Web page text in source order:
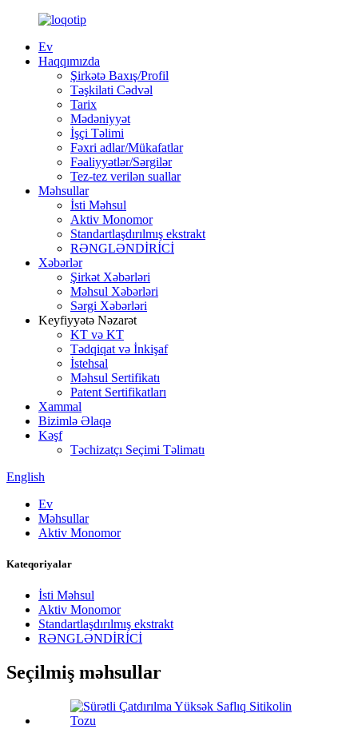
Ev
Haqqımızda
Şirkətə Baxış/Profil
Təşkilati Cədvəl
Tarix
Mədəniyyət
İşçi Təlimi
Fəxri adlar/Mükafatlar
Fəaliyyətlər/Sərgilər
Tez-tez verilən suallar
Məhsullar
İsti Məhsul
Aktiv Monomor
Standartlaşdırılmış ekstrakt
RƏNGLƏNDİRİCİ
Xəbərlər
Şirkət Xəbərləri
Məhsul Xəbərləri
Sərgi Xəbərləri
Keyfiyyətə Nəzarət
KT və KT
Tədqiqat və İnkişaf
İstehsal
Məhsul Sertifikatı
Patent Sertifikatları
Xammal
Bizimlə Əlaqə
Kəşf
Təchizatçı Seçimi Təlimatı
English
Ev
Məhsullar
Aktiv Monomor
Kateqoriyalar
İsti Məhsul
Aktiv Monomor
Standartlaşdırılmış ekstrakt
RƏNGLƏNDİRİCİ
Seçilmiş məhsullar